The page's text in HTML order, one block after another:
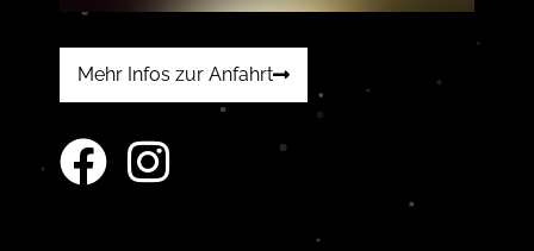
Mehr Infos zur Anfahrt